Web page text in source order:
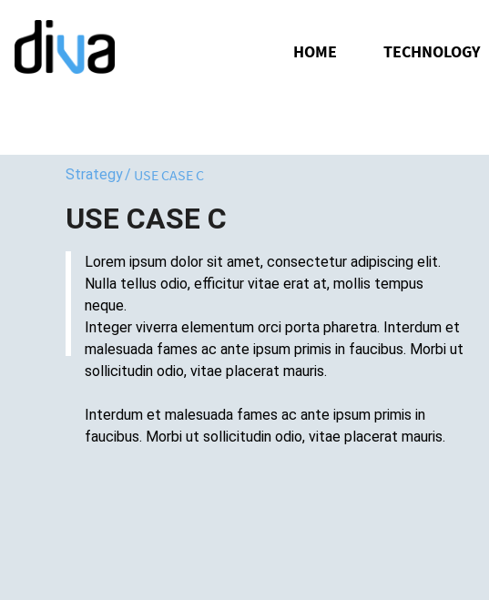
HOME TECHNOLOGY
Strategy/ USE CASE C
USE CASE C
Lorem ipsum dolor sit amet, consectetur adipiscing elit.
Nulla tellus odio, efficitur vitae erat at, mollis tempus
neque.
Integer viverra elementum orci porta pharetra. Interdum et
malesuada fames ac ante ipsum primis in faucibus. Morbi ut
sollicitudin odio, vitae placerat mauris.
Interdum et malesuada fames ac ante ipsum primis in
faucibus. Morbi ut sollicitudin odio, vitae placerat mauris.